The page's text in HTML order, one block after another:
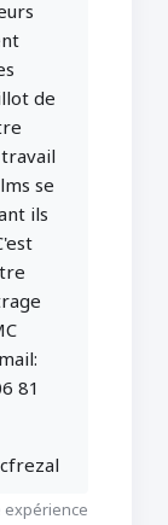
de
se
ils
81
expérience